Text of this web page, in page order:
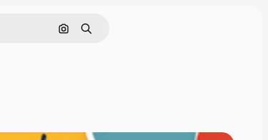
Поиск по изображению
Поиск